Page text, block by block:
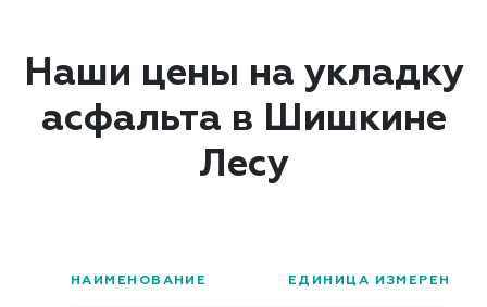
Наши цены на укладку
асфальта в Шишкине
Лесу
НАИМЕНОВАНИЕ ЕДИНИЦА ИЗМЕРЕНИЯ